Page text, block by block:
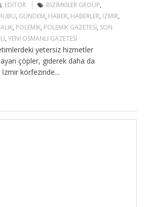
EDITOR BIZIMKILER GROUP,
, GÜNDEM, HABER, HABERLER, IZMIR,
, POLEMIK, POLEMIK GAZETESI, SON
, YENI OSMANLI GAZETESI
yetersiz hizmetler
çöpler, giderek daha da
körfezinde...